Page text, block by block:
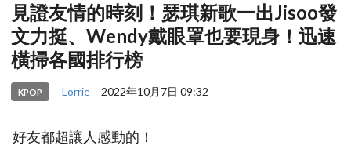
見證友情的時刻！瑟琪新歌一出Jisoo發
文力挺、Wendy戴眼罩也要現身！迅速
橫掃各國排行榜
KPOP Lorrie 2022年10月7日 09:32
好友都超讓人感動的！